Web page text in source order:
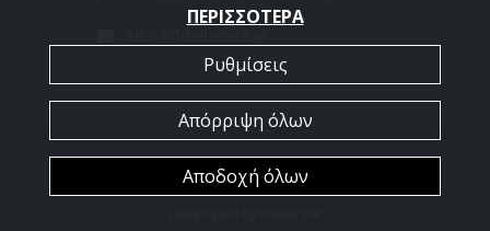
2026 @ All Rights Reserved - Dellacasa
ΠΕΡΙΣΣΟΤΕΡΑ
Ρυθμίσεις
Απόρριψη όλων
Αποδοχή όλων